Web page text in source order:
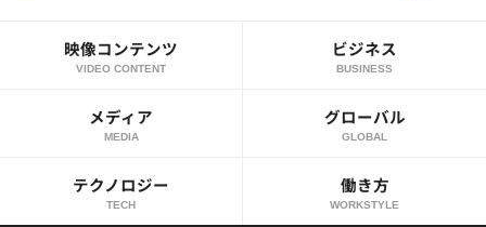
映像コンテンツ
VIDEO CONTENT
ビジネス
BUSINESS
メディア
MEDIA
グローバル
GLOBAL
テクノロジー
TECH
働き方
WORKSTYLE